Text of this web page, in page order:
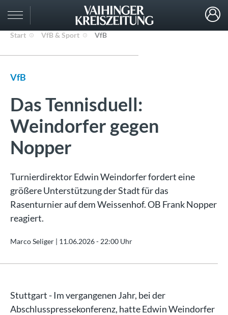
Start VfB & Sport VfB
VfB
Das Tennisduell:
Weindorfer gegen
Nopper
Turnierdirektor Edwin Weindorfer fordert eine
größere Unterstützung der Stadt für das
Rasenturnier auf dem Weissenhof. OB Frank Nopper
reagiert.
Marco Seliger | 11.06.2026 - 22:00 Uhr
Stuttgart - Im vergangenen Jahr, bei der
Abschlusspressekonferenz, hatte Edwin Weindorfer